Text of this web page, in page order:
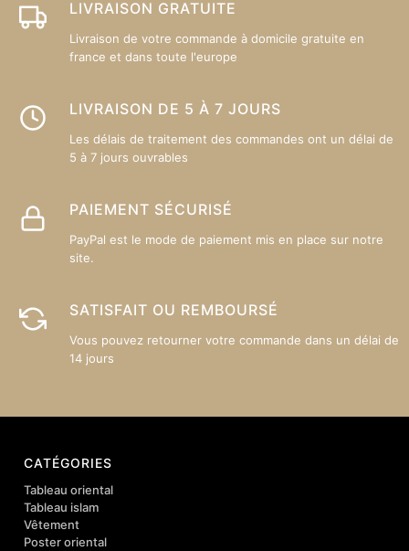
LIVRAISON GRATUITE
Livraison de votre commande à domicile gratuite en
france et dans toute l'europe
LIVRAISON DE 5 À 7 JOURS
Les délais de traitement des commandes ont un délai de
5 à 7 jours ouvrables
PAIEMENT SÉCURISÉ
PayPal est le mode de paiement mis en place sur notre
site.
SATISFAIT OU REMBOURSÉ
Vous pouvez retourner votre commande dans un délai de
14 jours
CATÉGORIES
Tableau oriental
Tableau islam
Vêtement
Poster oriental